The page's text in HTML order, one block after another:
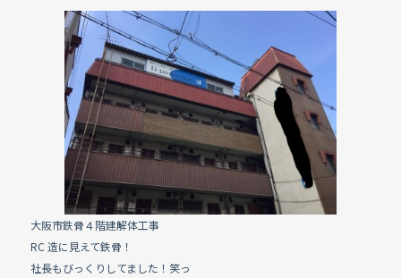
c
e
b
o
o
k
e
大阪市鉄骨４階建解体工事
RC 造に見えて鉄骨！
社長もびっくりしてました！笑っ